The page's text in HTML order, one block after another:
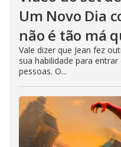
Um Novo Dia
não é tão má
Vale dizer que Jean fez
sua habilidade para
pessoas. O...